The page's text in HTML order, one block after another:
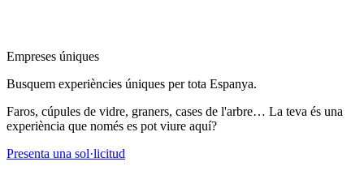
Empreses úniques
Busquem experiències úniques per tota Espanya.
Faros, cúpules de vidre, graners, cases de l'arbre… La teva és una
experiència que només es pot viure aquí?
Presenta una sol·licitud